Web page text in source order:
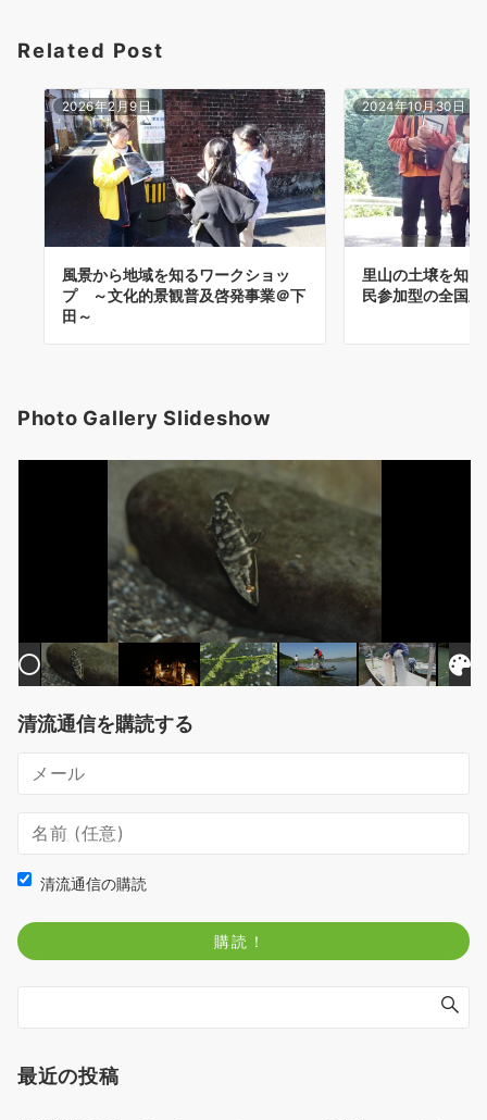
Related Post
2026年2月9日
風景から地域を知るワークショッ
プ ～文化的景観普及啓発事業＠下
田～
2024年10月30日
里山の土壌を知
民参加型の全国
Photo Gallery Slideshow
清流通信を購読する
清流通信の購読
最近の投稿